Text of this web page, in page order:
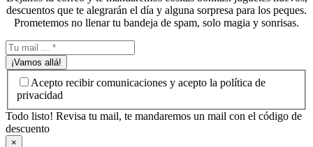
descuentos que te alegrarán el día y alguna sorpresa para los peques.
Prometemos no llenar tu bandeja de spam, solo magia y sonrisas.
¡Vamos allá!
Acepto recibir comunicaciones y acepto la política de
privacidad
Todo listo! Revisa tu mail, te mandaremos un mail con el código de
descuento
×